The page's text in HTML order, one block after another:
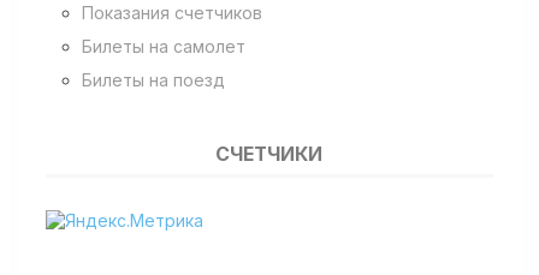
Показания счетчиков
Билеты на самолет
Билеты на поезд
СЧЕТЧИКИ